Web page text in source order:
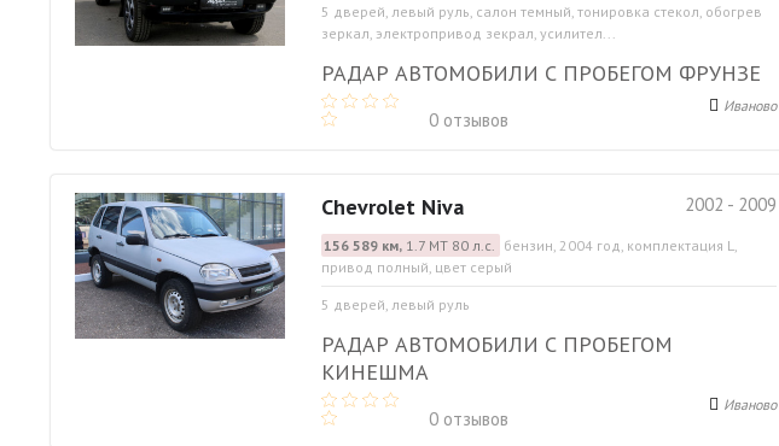
5 дверей, левый руль, салон темный, тонировка стекол, обогрев
зеркал, электропривод зекрал, усилител...
РАДАР АВТОМОБИЛИ С ПРОБЕГОМ ФРУНЗЕ
0 отзывов
Иваново
2002 - 2009
Chevrolet Niva
156 589 км,1.7 МТ 80 л.с. бензин, 2004 год, комплектация L,
привод полный, цвет серый
5 дверей, левый руль
РАДАР АВТОМОБИЛИ С ПРОБЕГОМ
КИНЕШМА
0 отзывов
Иваново